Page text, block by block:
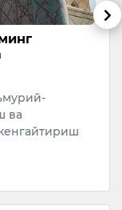
Можтабо
март ойида
этган в…